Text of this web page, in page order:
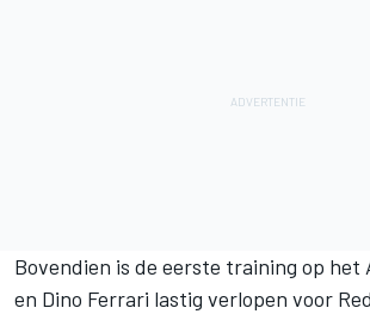
Bovendien is de eerste training op het
en Dino Ferrari lastig verlopen voor